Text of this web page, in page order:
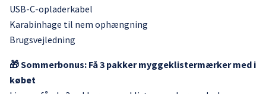
USB-C-opladerkabel
Karabinhage til nem ophængning
Brugsvejledning
🎁 Sommerbonus: Få 3 pakker myggeklistermærker med i
købet